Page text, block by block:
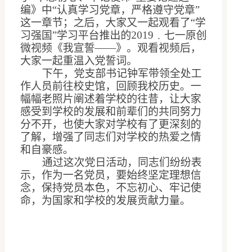
编》中“认真学习党章，严格遵守党章”
这一章节；之后，大家又一起观看了“学
习强国”学习平台推出的2019 ﹒七一原创
微视频《我宣誓——》。观看视频后，
大家一起重温入党誓词。
下午，党支部书记钟军带领全处工
作人员前往校史馆，回顾我校历史。一
幅幅老照片阐述着学校的往昔，让大家
感受到学校的发展和前辈们的共同努力
分不开，也使大家对学校有了更深刻的
了解，增强了同志们对学校的热爱之情
和自豪感。
通过这次党日活动，同志们纷纷表
示，作为一名党员，要始终坚定理想信
念，保持党员本色，不忘初心、牢记使
命，为国家和学校的发展贡献力量。